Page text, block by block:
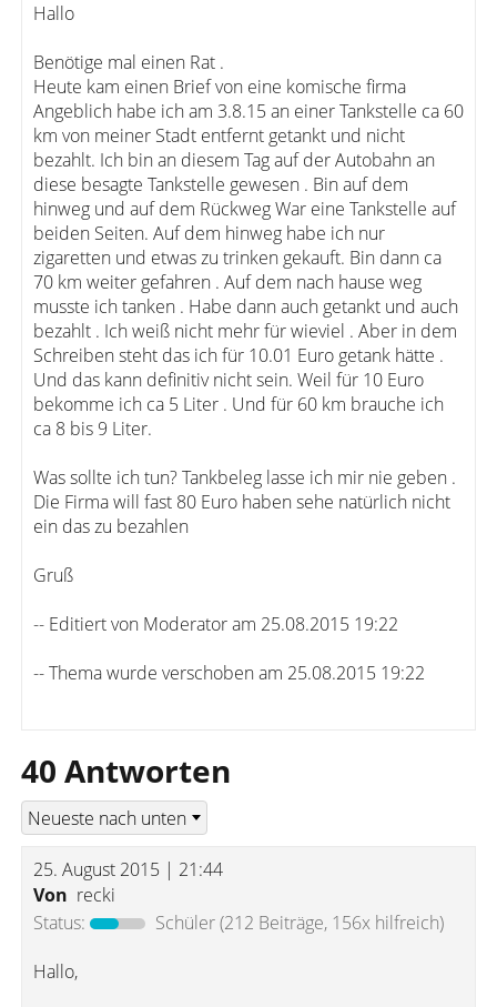
Hallo
Benötige mal einen Rat .
Heute kam einen Brief von eine komische firma
Angeblich habe ich am 3.8.15 an einer Tankstelle ca 60
km von meiner Stadt entfernt getankt und nicht
bezahlt. Ich bin an diesem Tag auf der Autobahn an
diese besagte Tankstelle gewesen . Bin auf dem
hinweg und auf dem Rückweg War eine Tankstelle auf
beiden Seiten. Auf dem hinweg habe ich nur
zigaretten und etwas zu trinken gekauft. Bin dann ca
70 km weiter gefahren . Auf dem nach hause weg
musste ich tanken . Habe dann auch getankt und auch
bezahlt . Ich weiß nicht mehr für wieviel . Aber in dem
Schreiben steht das ich für 10.01 Euro getank hätte .
Und das kann definitiv nicht sein. Weil für 10 Euro
bekomme ich ca 5 Liter . Und für 60 km brauche ich
ca 8 bis 9 Liter.
Was sollte ich tun? Tankbeleg lasse ich mir nie geben .
Die Firma will fast 80 Euro haben sehe natürlich nicht
ein das zu bezahlen
Gruß
-- Editiert von Moderator am 25.08.2015 19:22
-- Thema wurde verschoben am 25.08.2015 19:22
40 Antworten
25. August 2015 | 21:44
Von recki
Status:
Schüler(212 Beiträge, 156x hilfreich)
Hallo,